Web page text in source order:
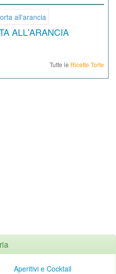
ALL'ARANCIA
Tutte le Ricette Torte
Aperitivi e Cocktail